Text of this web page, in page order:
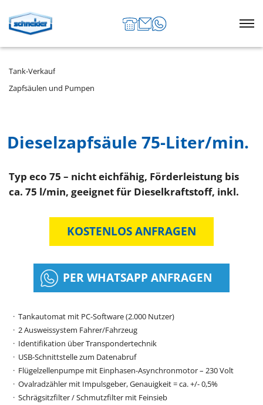
Tank-Verkauf
Zapfsäulen und Pumpen
Dieselzapfsäule 75-Liter/min.
Typ eco 75 – nicht eichfähig, Förderleistung bis
ca. 75 l/min, geeignet für Dieselkraftstoff, inkl.
KOSTENLOS ANFRAGEN
PER WHATSAPP ANFRAGEN
Tankautomat mit PC-Software (2.000 Nutzer)
2 Ausweissystem Fahrer/Fahrzeug
Identifikation über Transpondertechnik
USB-Schnittstelle zum Datenabruf
Flügelzellenpumpe mit Einphasen-Asynchronmotor – 230 Volt
Ovalradzähler mit Impulsgeber, Genauigkeit = ca. +/- 0,5%
Schrägsitzfilter / Schmutzfilter mit Feinsieb